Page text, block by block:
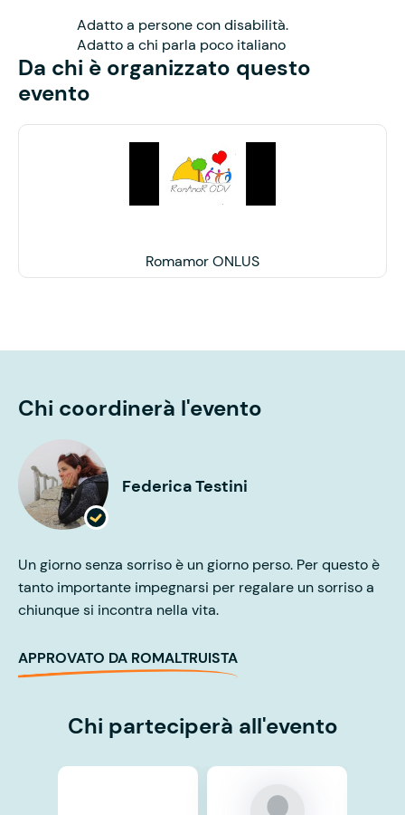
Adatto a persone con disabilità.
Adatto a chi parla poco italiano
Da chi è organizzato questo
evento
Romamor ONLUS
Chi coordinerà l'evento
Federica Testini
Un giorno senza sorriso è un giorno perso. Per questo è
tanto importante impegnarsi per regalare un sorriso a
chiunque si incontra nella vita.
APPROVATO DA ROMALTRUISTA
Chi parteciperà all'evento